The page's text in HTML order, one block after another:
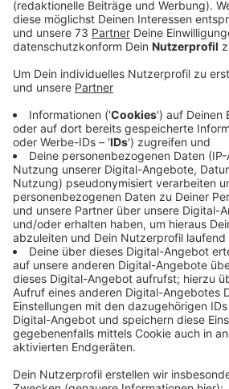
Straßen.NRW saniert seit Anfang
Ortsausgang Gronau bis zur
Niedersachsen. Für den nun
wird die L572 ab heute (22.07.19)
Heerweg und Hagelsweg - für
Wochen - voll gesperrt. Nur die
Möglichkeit im Rahmen einer
von Gronau kommend bis zum
können.
Die Gegenrichtung des
Dreiländersee kommend, wird über
Timpkerweg und die L510
Umleitung ist über Gildesheim, Bad
Ochtrup ausgeschildert. Fußgänger
werden über angrenzende
Das Bauende ist weiterhin für
geplant.